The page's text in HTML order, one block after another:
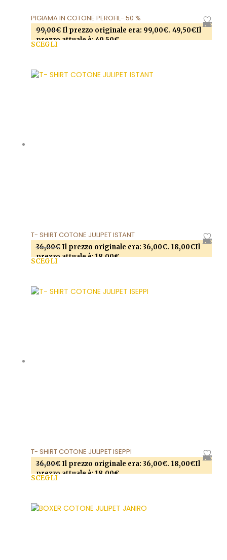
AGGIUNGI ALLA LISTA DEI DESIDERI
PIGIAMA IN COTONE PEROFIL- 50 %
99,00€ Il prezzo originale era: 99,00€. 49,50€Il
prezzo attuale è: 49,50€.
SCEGLI
possono essere scelte nella pagina del prodotto
AGGIUNGI ALLA LISTA DEI DESIDERI
T- SHIRT COTONE JULIPET ISTANT
36,00€ Il prezzo originale era: 36,00€. 18,00€Il
prezzo attuale è: 18,00€.
SCEGLI
possono essere scelte nella pagina del prodotto
AGGIUNGI ALLA LISTA DEI DESIDERI
T- SHIRT COTONE JULIPET ISEPPI
36,00€ Il prezzo originale era: 36,00€. 18,00€Il
prezzo attuale è: 18,00€.
SCEGLI
possono essere scelte nella pagina del prodotto